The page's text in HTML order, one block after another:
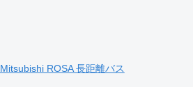
Mitsubishi ROSA 長距離バス